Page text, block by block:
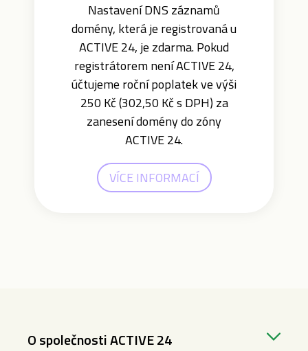
Nastavení DNS záznamů
domény, která je registrovaná u
ACTIVE 24, je zdarma. Pokud
registrátorem není ACTIVE 24,
účtujeme roční poplatek ve výši
250 Kč (302,50 Kč s DPH) za
zanesení domény do zóny
ACTIVE 24.
VÍCE INFORMACÍ
O společnosti ACTIVE 24